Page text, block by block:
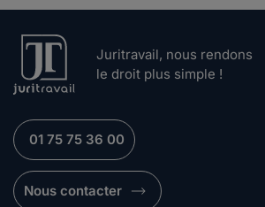
Juritravail, nous rendons
le droit plus simple !
01 75 75 36 00
Nous contacter